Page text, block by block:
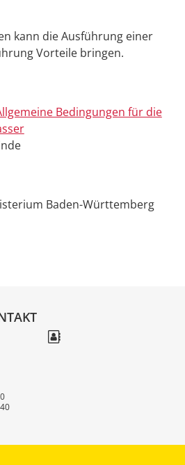
kann die Ausführung einer
Vorteile bringen.
Bedingungen für die
Baden-Württemberg